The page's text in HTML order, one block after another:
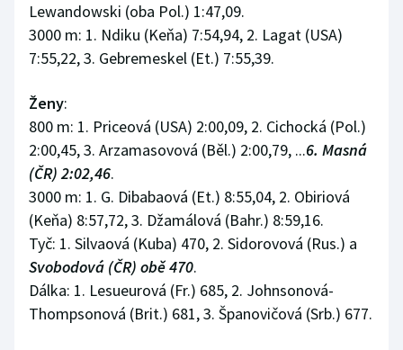
Lewandowski (oba Pol.) 1:47,09.
3000 m: 1. Ndiku (Keňa) 7:54,94, 2. Lagat (USA)
7:55,22, 3. Gebremeskel (Et.) 7:55,39.
Ženy:
800 m: 1. Priceová (USA) 2:00,09, 2. Cichocká (Pol.)
2:00,45, 3. Arzamasovová (Běl.) 2:00,79, ...6. Masná
(ČR) 2:02,46.
3000 m: 1. G. Dibabaová (Et.) 8:55,04, 2. Obiriová
(Keňa) 8:57,72, 3. Džamálová (Bahr.) 8:59,16.
Tyč: 1. Silvaová (Kuba) 470, 2. Sidorovová (Rus.) a
Svobodová (ČR) obě 470.
Dálka: 1. Lesueurová (Fr.) 685, 2. Johnsonová-
Thompsonová (Brit.) 681, 3. Španovičová (Srb.) 677.